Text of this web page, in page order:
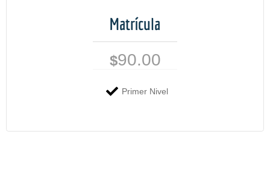
Matrícula
$90.00
Primer Nivel